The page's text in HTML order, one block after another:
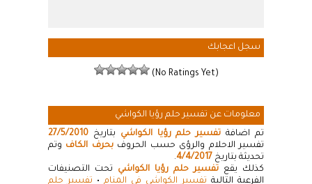
سجل اعجابك
(No Ratings Yet)
معلومات عن تفسير حلم رؤيا الكواشي
تم اضافة تفسير حلم رؤيا الكواشي بتاريخ 27/5/2010
تفسير الاحلام والرؤى حسب الحروفبحرف الكاف وتم
تحديثة بتاريخ 4/4/2017
.
كذلك يقع تفسير حلم رؤيا الكواشي تحت التصنيفات
الفرعية التالية تفسير الكواشي في المنام • تفسير حلم